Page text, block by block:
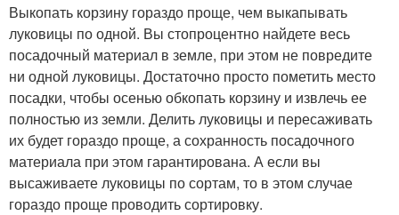
Выкопать корзину гораздо проще, чем выкапывать
луковицы по одной. Вы стопроцентно найдете весь
посадочный материал в земле, при этом не повредите
ни одной луковицы. Достаточно просто пометить место
посадки, чтобы осенью обкопать корзину и извлечь ее
полностью из земли. Делить луковицы и пересаживать
их будет гораздо проще, а сохранность посадочного
материала при этом гарантирована. А если вы
высаживаете луковицы по сортам, то в этом случае
гораздо проще проводить сортировку.